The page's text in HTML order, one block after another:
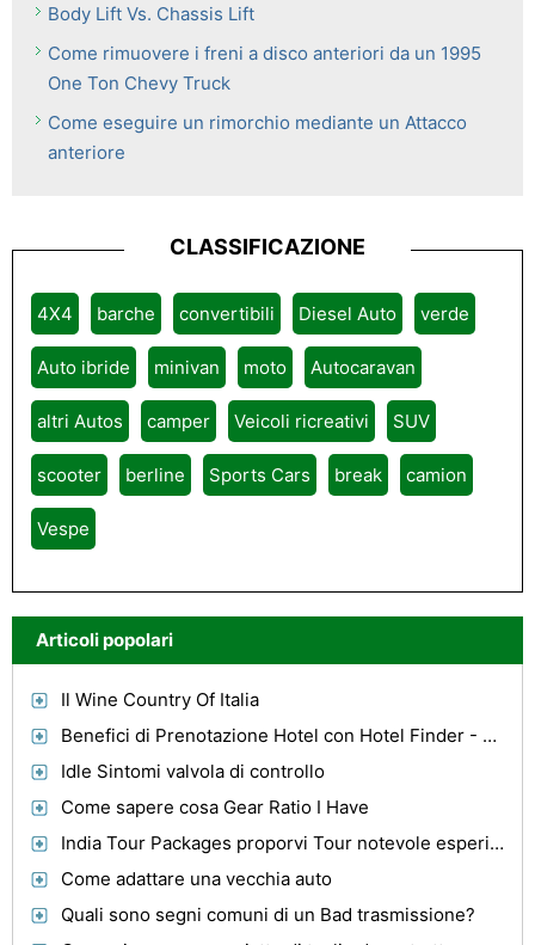
Body Lift Vs. Chassis Lift
Come rimuovere i freni a disco anteriori da un 1995
One Ton Chevy Truck
Come eseguire un rimorchio mediante un Attacco
anteriore
CLASSIFICAZIONE
4X4 barche convertibili Diesel Auto verde
Auto ibride minivan moto Autocaravan
altri Autos camper Veicoli ricreativi SUV
scooter berline Sports Cars break camion
Vespe
Articoli popolari
Il Wine Country Of Italia
Benefici di Prenotazione Hotel con Hotel Finder - Trova offerte del sito
Idle Sintomi valvola di controllo
Come sapere cosa Gear Ratio I Have
India Tour Packages proporvi Tour notevole esperienza
Come adattare una vecchia auto
Quali sono segni comuni di un Bad trasmissione?